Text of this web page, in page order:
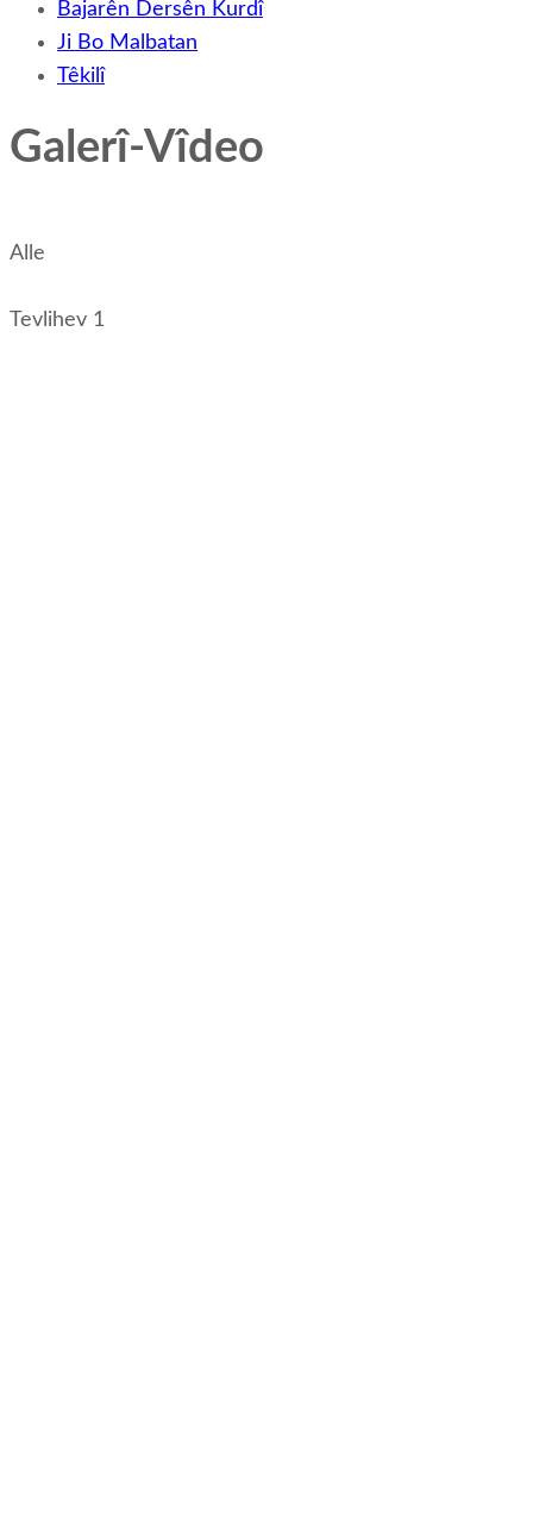
Bajarên Dersên Kurdî
Ji Bo Malbatan
Têkilî
Galerî-Vîdeo
Alle
Tevlihev 1